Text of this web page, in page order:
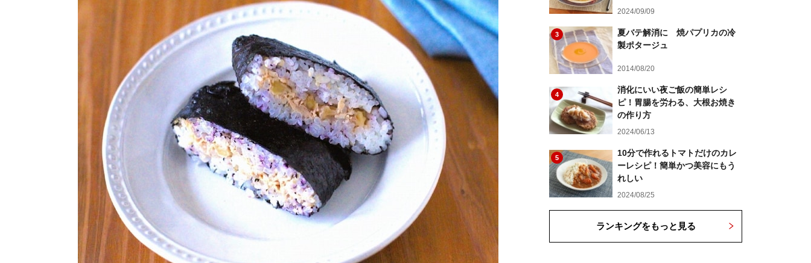
2024/09/09
3
夏バテ解消に 焼パプリカの冷
製ポタージュ
2014/08/20
4
消化にいい夜ご飯の簡単レシ
ピ！胃腸を労わる、大根お焼き
の作り方
2024/06/13
5
10分で作れるトマトだけのカレ
ーレシピ！簡単かつ美容にもう
れしい
2024/08/25
ランキングをもっと見る